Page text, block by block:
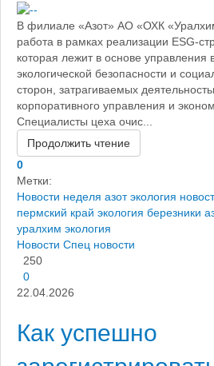
В филиале «Азот» АО «ОХК
работа в рамках реализации ESG-
которая лежит в основе управления
экологической безопасности и
сторон, затрагиваемых
корпоративного управления и
Специалисты цеха очис...
Продолжить чтение
0
Метки:
Новости неделя азот экология
пермский край экология березники
уралхим экология
Новости Спец новости
250
0
22.04.2026
Как успешно